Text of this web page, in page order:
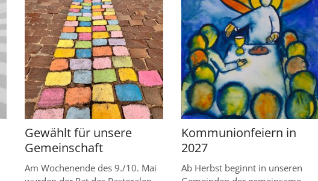
Gewählt für unsere
Gemeinschaft
Am Wochenende des 9./10. Mai
Kommunionfeiern in
2027
Ab Herbst beginnt in unseren